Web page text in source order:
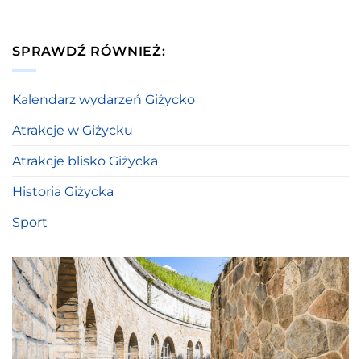
SPRAWDŹ RÓWNIEŻ:
Kalendarz wydarzeń Giżycko
Atrakcje w Giżycku
Atrakcje blisko Giżycka
Historia Giżycka
Sport